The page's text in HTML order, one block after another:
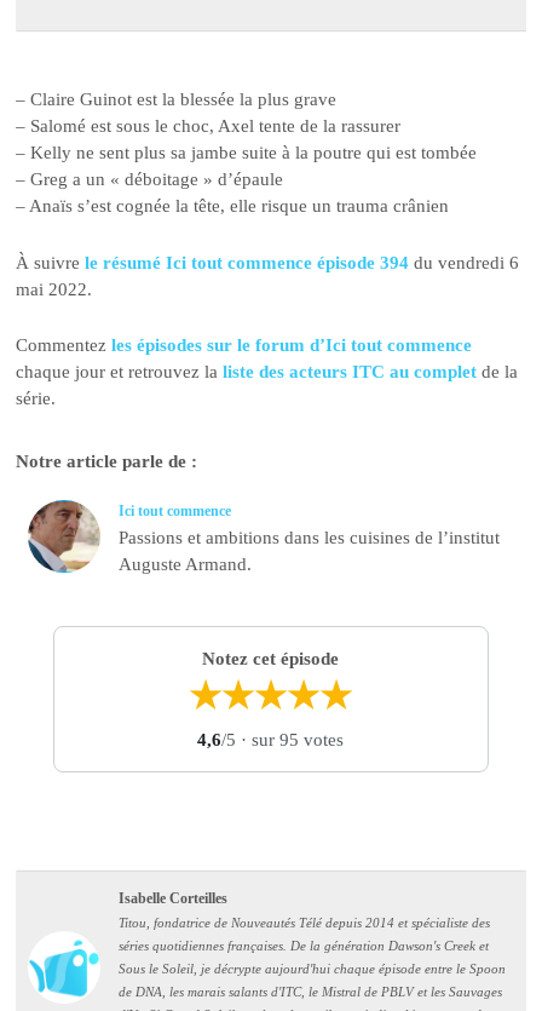
– Claire Guinot est la blessée la plus grave
– Salomé est sous le choc, Axel tente de la rassurer
– Kelly ne sent plus sa jambe suite à la poutre qui est tombée
– Greg a un « déboitage » d’épaule
– Anaïs s’est cognée la tête, elle risque un trauma crânien
À suivrele résumé Ici tout commence épisode 394 du vendredi 6
mai 2022.
Commentezles épisodes sur le forum d’Ici tout commence
chaque jour et retrouvez laliste des acteurs ITC au complet de la
série.
Notre article parle de :
Ici tout commence
Passions et ambitions dans les cuisines de l’institut
Auguste Armand.
Notez cet épisode
★★★★★
4,6/5 · sur 95 votes
Isabelle Corteilles
Titou, fondatrice de Nouveautés Télé depuis 2014 et spécialiste des
séries quotidiennes françaises. De la génération Dawson's Creek et
Sous le Soleil, je décrypte aujourd'hui chaque épisode entre le Spoon
de DNA, les marais salants d'ITC, le Mistral de PBLV et les Sauvages